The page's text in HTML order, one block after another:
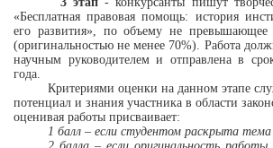
«Бесплатная правовая помощь: история
его развития», по объему не превышающее
(оригинальностью не менее 70%). Работа
научным руководителем и отправлена в
года.
Критериями оценки на данном этапе
потенциал и знания участника в области
оценивая работы присваивает:
1 балл – если студентом раскрыта